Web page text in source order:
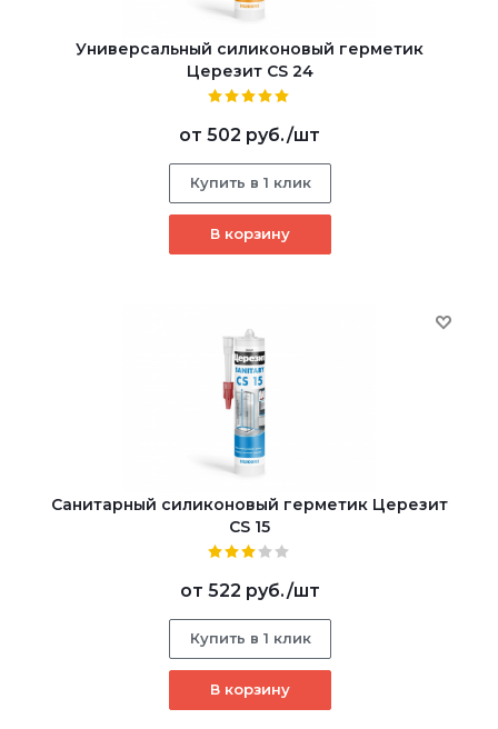
Универсальный силиконовый герметик
Церезит CS 24
от 502 руб./шт
Купить в 1 клик
В корзину
Санитарный силиконовый герметик Церезит
CS 15
от 522 руб./шт
Купить в 1 клик
В корзину